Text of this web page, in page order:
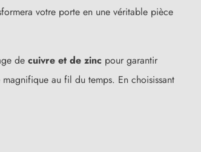
votre porte en une véritable pièce
de cuivre et de zinc pour garantir
au fil du temps. En choisissant